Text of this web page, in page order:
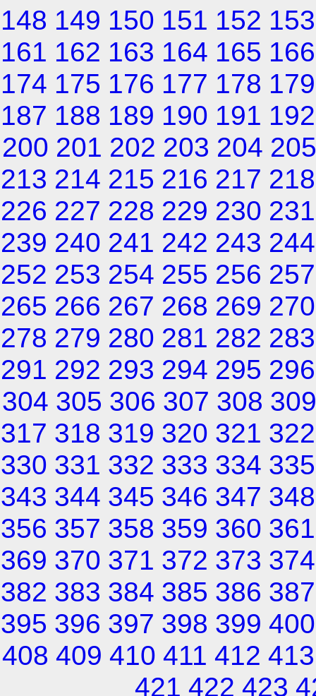
148 149 150 151 152 153
161 162 163 164 165 166
174 175 176 177 178 179
187 188 189 190 191 192
200 201 202 203 204 205
213 214 215 216 217 218
226 227 228 229 230 231
239 240 241 242 243 244
252 253 254 255 256 257
265 266 267 268 269 270
278 279 280 281 282 283
291 292 293 294 295 296
304 305 306 307 308 309
317 318 319 320 321 322
330 331 332 333 334 335
343 344 345 346 347 348
356 357 358 359 360 361
369 370 371 372 373 374
382 383 384 385 386 387
395 396 397 398 399 400
408 409 410 411 412 413
421 422 423